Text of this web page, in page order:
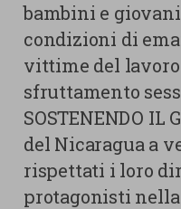
bambini e
condizioni di
vittime del
sfruttamento
SOSTENENDO
del Nicaragua a
rispettati i loro
protagonisti